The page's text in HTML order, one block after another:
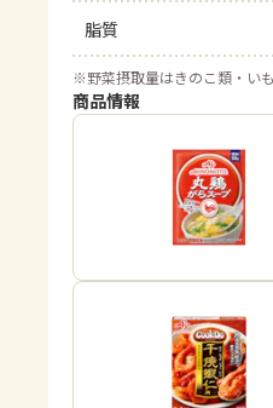
脂質
※野菜摂取量はきのこ類・い
商品情報
「丸鶏が
商品
「Cook
商品